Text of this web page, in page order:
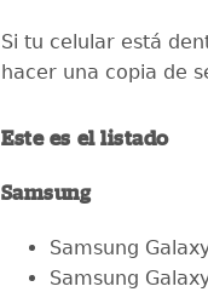
Si tu celular está
hacer una copia de
Este es el listado
Samsung
Samsung
Samsung